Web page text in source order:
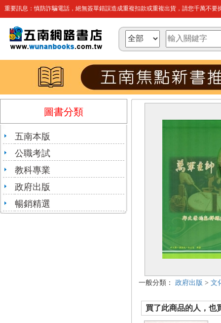
重要訊息：慎防詐騙電話，絕無簽單錯誤造成重複扣款或重複出貨，請您千萬不要
圖書分類
五南本版
公職考試
教科專業
政府出版
暢銷精選
一般分類： 政府出版 > 文
買了此商品的人，也